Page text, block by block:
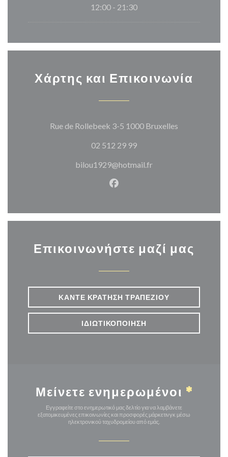
12:00 - 21:30
Χάρτης και Επικοινωνία
Rue de Rollebeek 3-5 1000 Bruxelles
02 512 29 99
bilou1929@hotmail.fr
Facebook ((ανοίγει σε νέο
Επικοινωνήστε μαζί μας
ΚΆΝΤΕ ΚΡΆΤΗΣΗ ΤΡΑΠΕΖΙΟΎ
ΙΔΙΩΤΙΚΟΠΟΊΗΣΗ
Μείνετε ενημερωμένοι *
Εγγραφείτε στο ενημερωτικό μας δελτίο για να λαμβάνετε
εξατομικευμένες επικοινωνίες και προσφορές μάρκετινγκ μέσω
ηλεκτρονικού ταχυδρομείου από εμάς.